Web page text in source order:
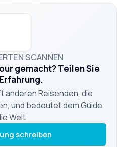
SCANNEN
gemacht? Teilen Sie
anderen Reisenden, die
und bedeutet dem Guide
Welt.
schreiben